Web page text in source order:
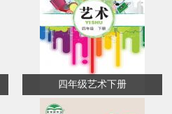
四年级艺术下册